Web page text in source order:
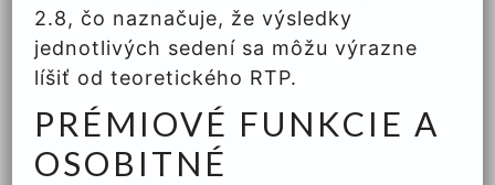
2.8, čo naznačuje, že výsledky
jednotlivých sedení sa môžu výrazne
líšiť od teoretického RTP.
PRÉMIOVÉ FUNKCIE A
OSOBITNÉ